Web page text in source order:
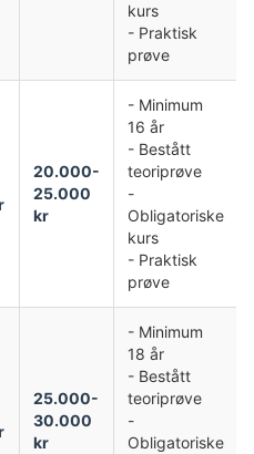
kurs
- Praktisk
prøve
20.000-
25.000
kr
- Minimum
16 år
- Bestått
teoriprøve
-
Obligatoriske
kurs
- Praktisk
prøve
25.000-
30.000
kr
- Minimum
18 år
- Bestått
teoriprøve
-
Obligatoriske